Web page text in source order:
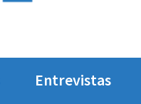
Entrevistas